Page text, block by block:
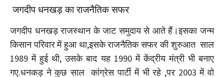
जगदीप धनखड़ का राजनैतिक सफर
जगदीप धनखड़ राजस्थान के जाट समुदाय से आते हैं।इसका जन्म
किसान परिवार में हुआ था,इसके राजनैतिक सफर की शुरुआत साल
1989 में हुई थी, उसके बाद यह 1990 में केंद्रीय मंत्री भी बनाए
गए.धनकड़ ने कुछ साल कांग्रेस पार्टी में भी रहे ,पर 2003 में वो